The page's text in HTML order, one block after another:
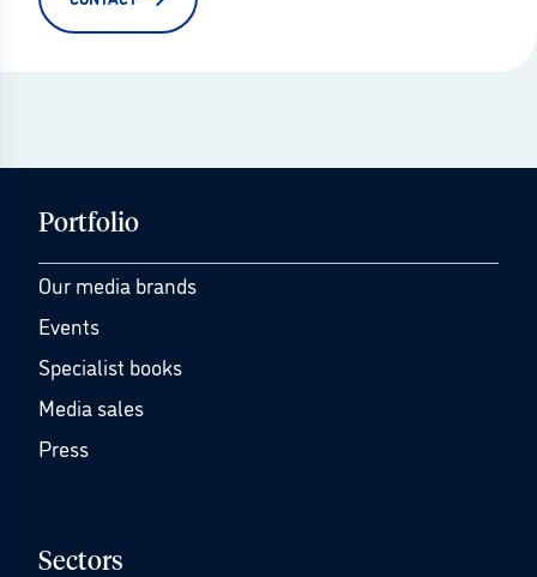
Portfolio
Our media brands
Events
Specialist books
Media sales
Press
Sectors